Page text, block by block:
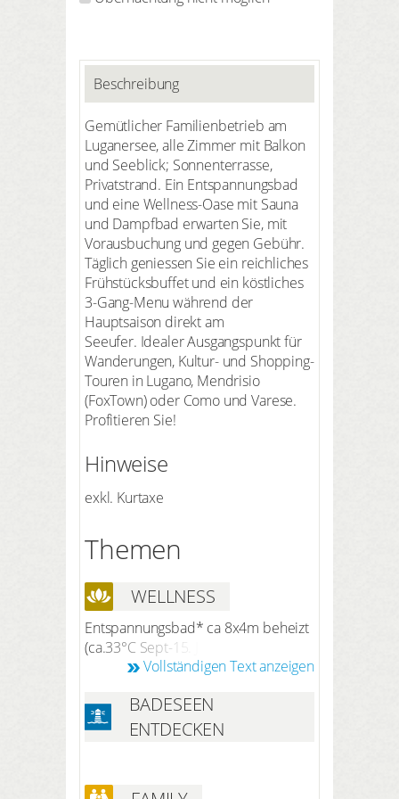
Beschreibung
Gemütlicher Familienbetrieb am
Luganersee, alle Zimmer mit Balkon
und Seeblick; Sonnenterrasse,
Privatstrand. Ein Entspannungsbad
und eine Wellness-Oase mit Sauna
und Dampfbad erwarten Sie, mit
Vorausbuchung und gegen Gebühr.
Täglich geniessen Sie ein reichliches
Frühstücksbuffet und ein köstliches
3-Gang-Menu während der
Hauptsaison direkt am
Seeufer. Idealer Ausgangspunkt für
Wanderungen, Kultur- und Shopping-
Touren in Lugano, Mendrisio
(FoxTown) oder Como und Varese.
Profitieren Sie!
Hinweise
exkl. Kurtaxe
Themen
WELLNESS
Entspannungsbad* ca 8x4m beheizt
(ca.33°C Sept-15. Juni ca.) zum
Entspannen mit Wassermassagen
finnischer Sauna, Dampfbad,
Kaltwasserbecken und Relax-Zone
/max. 4-5 Pers- gleichzeitig, fast wie
Vollständigen Text anzeigen
BADESEEN
ENTDECKEN